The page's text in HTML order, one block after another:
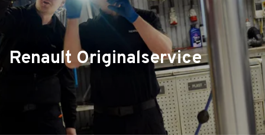
Renault Originalservice